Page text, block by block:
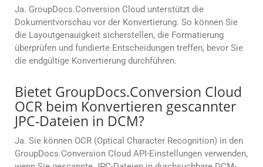
Ja. GroupDocs.Conversion Cloud unterstützt die
Dokumentvorschau vor der Konvertierung. So können Sie
die Layoutgenauigkeit sicherstellen, die Formatierung
überprüfen und fundierte Entscheidungen treffen, bevor Sie
die endgültige Konvertierung durchführen.
Bietet GroupDocs.Conversion Cloud
OCR beim Konvertieren gescannter
JPC-Dateien in DCM?
Ja. Sie können OCR (Optical Character Recognition) in den
GroupDocs.Conversion Cloud API-Einstellungen verwenden,